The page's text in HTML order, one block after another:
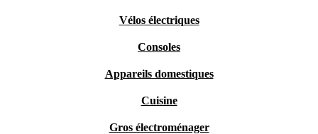
Vélos électriques
Consoles
Appareils domestiques
Cuisine
Gros électroménager